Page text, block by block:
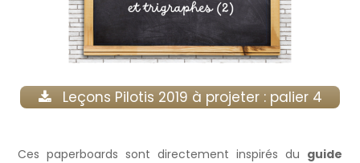
Leçons Pilotis 2019 à projeter : palier 4
Ces paperboards sont directement inspirés du guide